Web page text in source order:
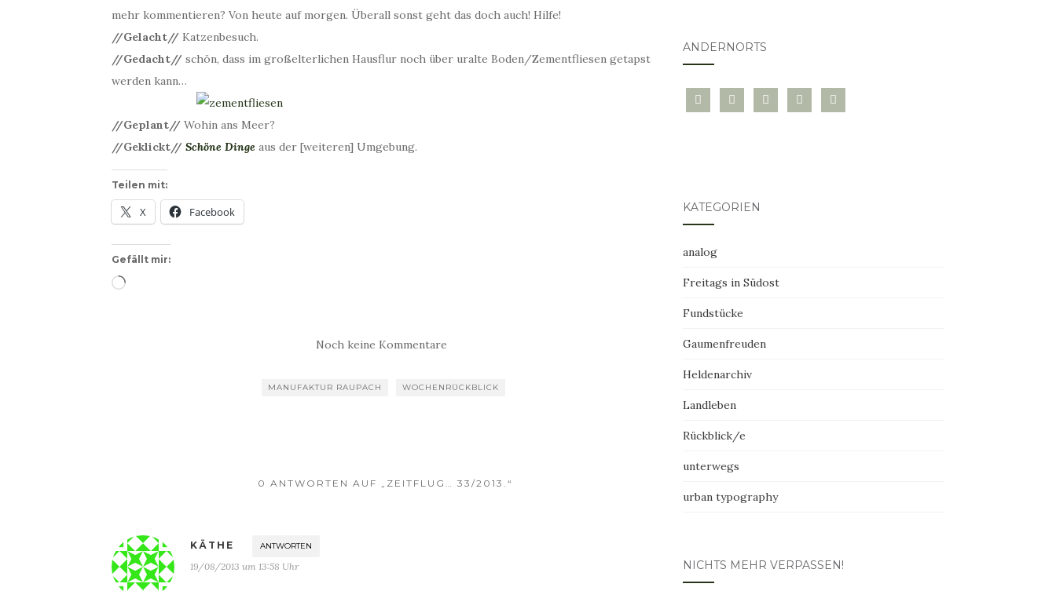
mehr kommentieren? Von heute auf morgen. Überall sonst geht das doch auch! Hilfe!
//Gelacht// Katzenbesuch.
//Gedacht// schön, dass im großelterlichen Hausflur noch über uralte Boden/Zementfliesen getapst
werden kann…
//Geplant// Wohin ans Meer?
//Geklickt// Schöne Dinge aus der [weiteren] Umgebung.
Teilen mit:
X Facebook
Gefällt mir:
Wird
Noch keine Kommentare
MANUFAKTUR RAUPACH WOCHENRÜCKBLICK
0 ANTWORTEN AUF „ZEITFLUG… 33/2013.“
KÄTHE ANTWORTEN
19/08/2013 um 13:58 Uhr
ANDERNORTS
bloglovininstagramtwitter pinterest
mail
KATEGORIEN
analog
Freitags in Südost
Fundstücke
Gaumenfreuden
Heldenarchiv
Landleben
Rückblick/e
unterwegs
urban typography
NICHTS MEHR VERPASSEN!